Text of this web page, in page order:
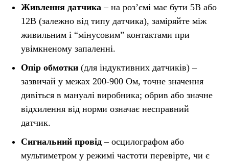
Живлення датчика – на роз’ємі має бути 5В або
12В (залежно від типу датчика), заміряйте між
живильним і “мінусовим” контактами при
увімкненому запаленні.
Опір обмотки (для індуктивних датчиків) –
зазвичай у межах 200-900 Ом, точне значення
дивіться в мануалі виробника; обрив або значне
відхилення від норми означає несправний
датчик.
Сигнальний провід – осцилографом або
мультиметром у режимі частоти перевірте, чи є